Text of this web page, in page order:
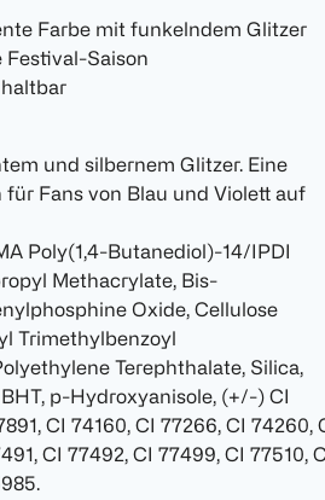
Farbe mit funkelndem Glitzer
Saison
haltbar
und silbernem Glitzer. Eine
Fans von Blau und Violett auf
Poly(1,4-Butanediol)-14/IPDI
Methacrylate, Bis-
Oxide, Cellulose
Trimethylbenzoyl
Terephthalate, Silica,
p-Hydroxyanisole, (+/-) CI
CI 74160, CI 77266, CI 74260,
CI 77492, CI 77499, CI 77510,